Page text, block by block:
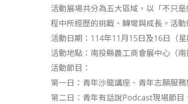
活動展場共分為五大區域，以「不只
程中所經歷的挑戰、轉彎與成長。活動
活動日期：114年11月15日及16日（
活動地點：南投縣農工商會展中心（
活動節目：
第一日：青年沙龍講座、青年志願服
第二日：青年有話說Podcast現場節目